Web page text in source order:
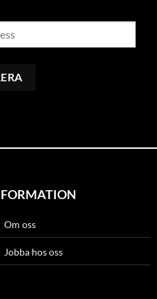
Om oss
Jobba hos oss